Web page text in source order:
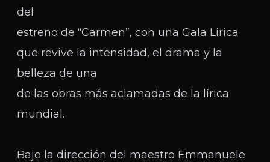
del
estreno de “Carmen”, con una Gala Lírica
que revive la intensidad, el drama y la
belleza de una
de las obras más aclamadas de la lírica
mundial.
Bajo la dirección del maestro Emmanuele